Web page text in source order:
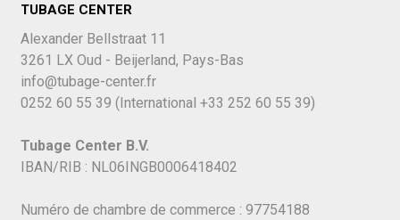
TUBAGE CENTER
Alexander Bellstraat 11
3261 LX Oud - Beijerland, Pays-Bas
info@tubage-center.fr
0252 60 55 39 (International +33 252 60 55 39)
Tubage Center B.V.
IBAN/RIB : NL06INGB0006418402
Numéro de chambre de commerce : 97754188